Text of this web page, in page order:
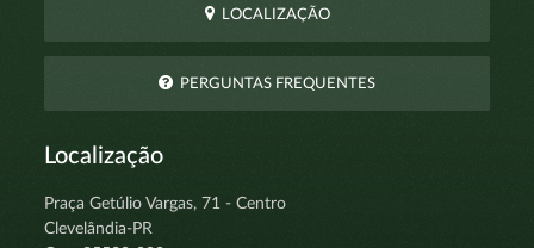
LOCALIZAÇÃO
PERGUNTAS FREQUENTES
Localização
Praça Getúlio Vargas, 71 - Centro
Clevelândia-PR